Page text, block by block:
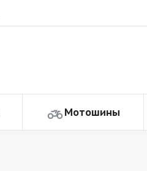
Мотошины